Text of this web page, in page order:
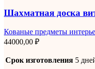
Шахматная доска
Кованые предметы
44000,00 ₽
Срок изготовления 5